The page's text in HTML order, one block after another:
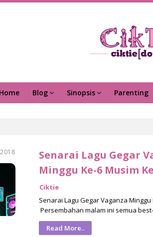
Home Blog Sinopsis Parenting
Senarai Lagu Gegar
Minggu Ke-6 Musim
Ciktie
Senarai Lagu Gegar Vaganza Minggu
Persembahan malam ini semua
Read More..